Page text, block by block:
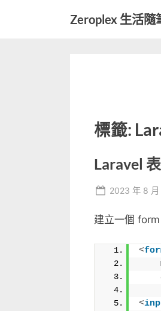
Zeroplex 生活隨
標籤:
Laravel
Posted
2023 年 8 月
建立一個
<
<